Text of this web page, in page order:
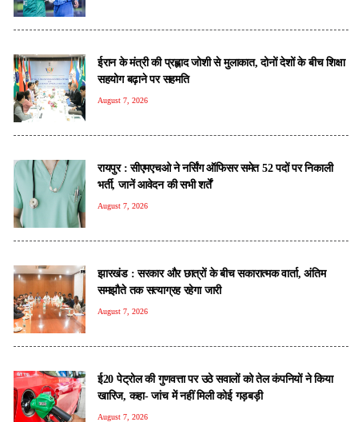
ईरान के मंत्री की प्रह्लाद जोशी से मुलाकात, दोनों देशों के बीच शिक्षा
सहयोग बढ़ाने पर सहमति
August 7, 2026
रायपुर : सीएमएचओ ने नर्सिंग ऑफिसर समेत 52 पदों पर निकाली
भर्ती, जानें आवेदन की सभी शर्तें
August 7, 2026
झारखंड : सरकार और छात्रों के बीच सकारात्मक वार्ता, अंतिम
समझौते तक सत्याग्रह रहेगा जारी
August 7, 2026
ई20 पेट्रोल की गुणवत्ता पर उठे सवालों को तेल कंपनियों ने किया
खारिज, कहा- जांच में नहीं मिली कोई गड़बड़ी
August 7, 2026